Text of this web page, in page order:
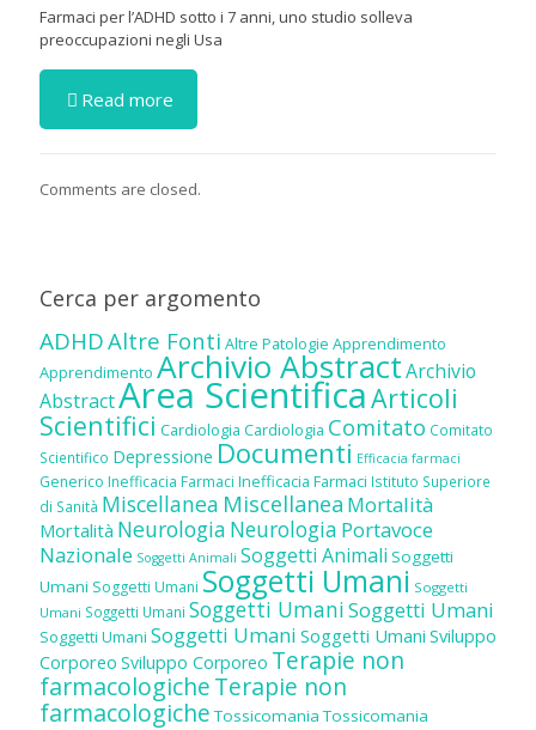
Farmaci per l’ADHD sotto i 7 anni, uno studio solleva
preoccupazioni negli Usa
Read more
Comments are closed.
Cerca per argomento
ADHDAltre Fonti Altre Patologie Apprendimento
Apprendimento Archivio AbstractArchivio
AbstractArea ScientificaArticoli
Scientifici Cardiologia Cardiologia Comitato Comitato
Scientifico Depressione Documenti Efficacia farmaci
Generico Inefficacia Farmaci Inefficacia Farmaci Istituto Superiore
di Sanità Miscellanea Miscellanea Mortalità
Mortalità Neurologia Neurologia Portavoce
Nazionale Soggetti Animali Soggetti Animali Soggetti
Umani Soggetti Umani Soggetti Umani Soggetti
Umani Soggetti Umani Soggetti UmaniSoggetti Umani
Soggetti Umani Soggetti Umani Soggetti Umani Sviluppo
Corporeo Sviluppo Corporeo Terapie non
farmacologicheTerapie non
farmacologiche Tossicomania Tossicomania